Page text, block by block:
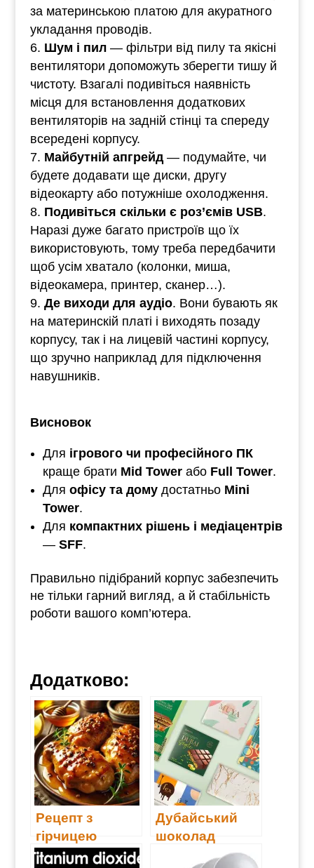
за материнською платою для акуратного
укладання проводів.
Шум і пил— фільтри від пилу та якісні
вентилятори допоможуть зберегти тишу й
чистоту. Взагалі подивіться наявність
місця для встановлення додаткових
вентиляторів на задній стінці та спереду
всередені корпусу.
Майбутній апгрейд— подумайте, чи
будете додавати ще диски, другу
відеокарту або потужніше охолодження.
Подивіться скільки є роз’ємів USB.
Наразі дуже багато пристроїв що їх
використовують, тому треба передбачити
щоб усім хватало (колонки, миша,
відеокамера, принтер, сканер…).
Де виходи для аудіо. Вони бувають як
на материнскій платі і виходять позаду
корпусу, так і на лицевій частині корпусу,
що зручно наприклад для підключення
навушників.
Висновок
Для ігрового чи професійного ПК
краще брати Mid Towerабо Full Tower.
Для офісу та домудостатньо Mini
Tower.
Для компактних рішень і медіацентрів
— SFF.
Правильно підібраний корпус забезпечить
не тільки гарний вигляд, а й стабільність
роботи вашого комп’ютера.
Додатково:
Рецепт з
гірчицею
Дубайський
шоколад